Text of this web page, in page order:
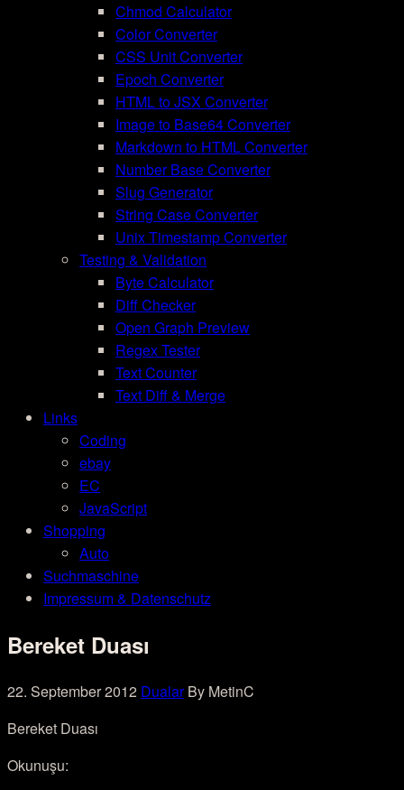
Chmod Calculator
Color Converter
CSS Unit Converter
Epoch Converter
HTML to JSX Converter
Image to Base64 Converter
Markdown to HTML Converter
Number Base Converter
Slug Generator
String Case Converter
Unix Timestamp Converter
Testing & Validation
Byte Calculator
Diff Checker
Open Graph Preview
Regex Tester
Text Counter
Text Diff & Merge
Links
Coding
ebay
EC
JavaScript
Shopping
Auto
Suchmaschine
Impressum & Datenschutz
Bereket Duası
22. September 2012 Dualar By MetinC
Bereket Duası
Okunuşu: